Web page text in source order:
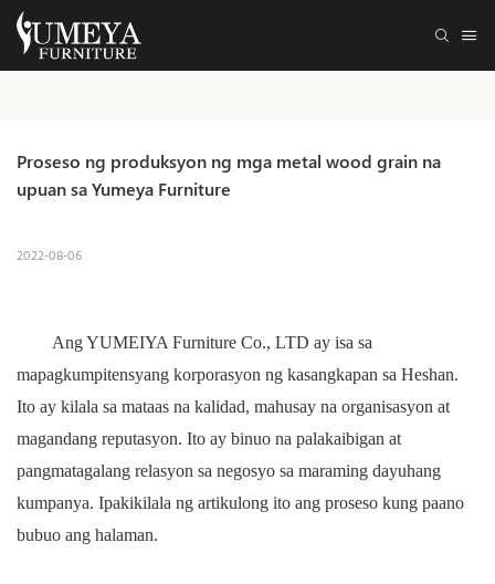
Proseso ng produksyon ng mga metal wood grain na
upuan sa Yumeya Furniture
2022-08-06
Ang YUMEIYA Furniture Co., LTD ay isa sa
mapagkumpitensyang korporasyon ng kasangkapan sa Heshan.
Ito ay kilala sa mataas na kalidad, mahusay na organisasyon at
magandang reputasyon. Ito ay binuo na palakaibigan at
pangmatagalang relasyon sa negosyo sa maraming dayuhang
kumpanya. Ipakikilala ng artikulong ito ang proseso kung paano
bubuo ang halaman.